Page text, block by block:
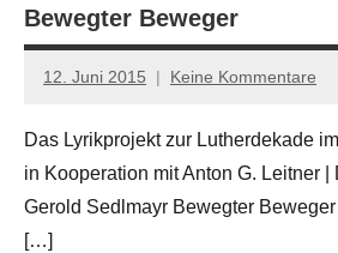
Bewegter Beweger
12. Juni 2015
Anton
Leitner
Keine Kommentare
Das Lyrikprojekt zur Lutherdekade
in Kooperation mit Anton G. Leitner
Gerold Sedlmayr Bewegter
[…]